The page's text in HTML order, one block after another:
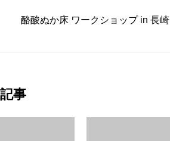
酪酸ぬか床 ワークショップ in 長崎
事